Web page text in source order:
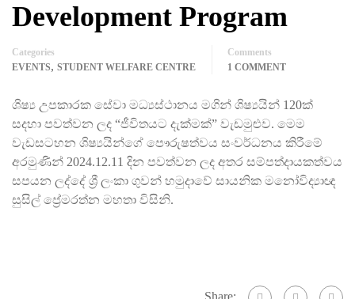
Development Program
Categories
EVENTS, STUDENT WELFARE CENTRE
Comments
1 COMMENT
ශිෂ්‍ය උපකාරක සේවා මධ්‍යස්ථානය මගින් ශිෂ්‍යයින් 120ක්
සදහා පවත්වන ලද “ජීවිතයට දැක්මක්” වැඩමුළුව. මෙම
වැඩසටහන ශිෂ්‍යයින්ගේ පෞරුෂත්වය සංවර්ධනය කිරීමේ
අරමුණින් 2024.12.11 දින පවත්වන ලද අතර සම්පත්දායකත්වය
සපයන ලද්දේ ශ්‍රී ලංකා ගුවන් හමුදාවේ සායනික මනෝවිද්‍යාඥ
සුසිල් ප්‍රේමරත්න මහතා විසිනි.
Share: